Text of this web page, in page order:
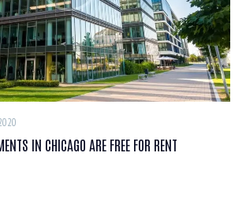
IN CHICAGO ARE FREE FOR RENT